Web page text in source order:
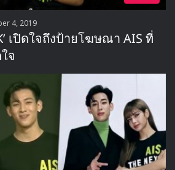
4, 2019
เปิดใจถึงป้ายโฆษณา AIS ที่
จ